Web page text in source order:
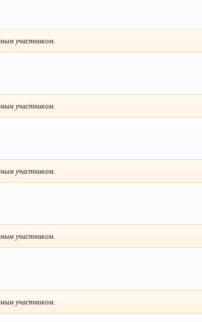
участником.
участником.
участником.
участником.
участником.